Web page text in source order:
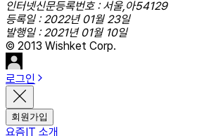
인터넷신문등록번호 : 서울,아54129
등록일 : 2022년 01월 23일
발행일 : 2021년 01월 10일
© 2013 Wishket Corp.
로그인
회원가입
요즘IT 소개